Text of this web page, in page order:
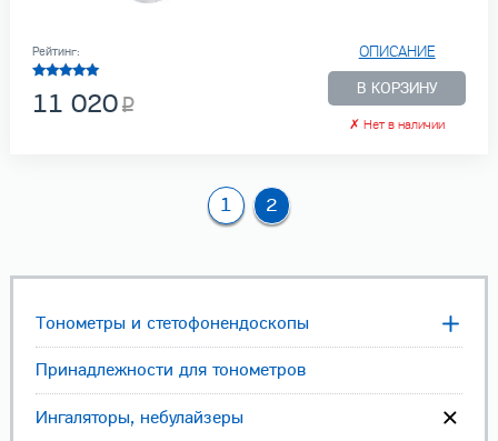
Тонометры и стетофонендоскопы
Принадлежности для тонометров
Ингаляторы, небулайзеры
ОПИСАНИЕ
В КОРЗИНУ
✗ Нет в наличии
Рейтинг:
11 020
1 2